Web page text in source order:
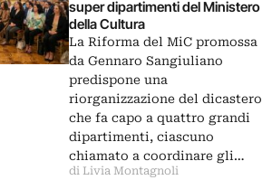
super dipartimenti del Ministero
della Cultura
La Riforma del MiC promossa
da Gennaro Sangiuliano
predispone una
riorganizzazione del dicastero
che fa capo a quattro grandi
dipartimenti, ciascuno
chiamato a coordinare gli…
di Livia Montagnoli